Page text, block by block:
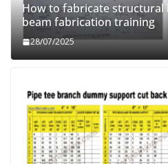
How to fabricate
beam fabrication training
28/07/2025